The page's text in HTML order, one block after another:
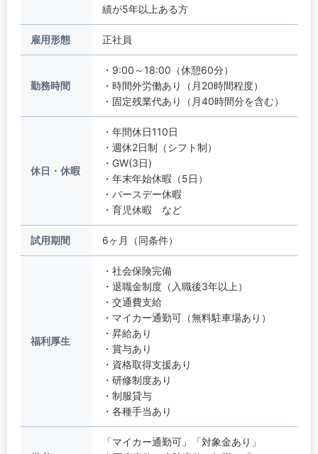
績が5年以上ある方
雇用形態 正社員
勤務時間
・9:00～18:00（休憩60分）
・時間外労働あり（月20時間程度）
・固定残業代あり（月40時間分を含む）
休日・休暇
・年間休日110日
・週休2日制（シフト制）
・GW(3日)
・年末年始休暇（5日）
・バースデー休暇
・育児休暇 など
試用期間 6ヶ月（同条件）
福利厚生
・社会保険完備
・退職金制度（入職後3年以上）
・交通費支給
・マイカー通勤可（無料駐車場あり）
・昇給あり
・賞与あり
・資格取得支援あり
・研修制度あり
・制服貸与
・各種手当あり
「マイカー通勤可」「対象金あり」